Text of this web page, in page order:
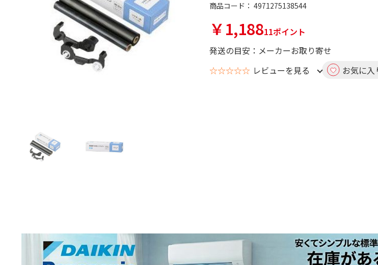
商品コード： 4971275138544
￥1,18811ポイント
発送の目安：メーカーお取り寄せ
☆☆☆☆☆ レビューを見る お気に入